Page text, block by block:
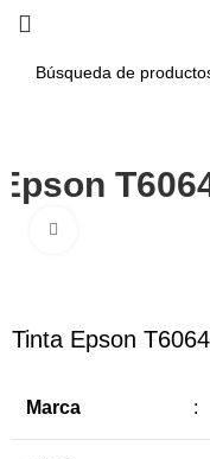
Tinta Epson
Marca :